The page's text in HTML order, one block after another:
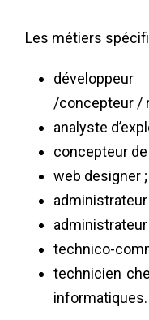
Les métiers
/concepteur /
analyste
concepteur
web designer ;
technico-
technicien
informatiques.